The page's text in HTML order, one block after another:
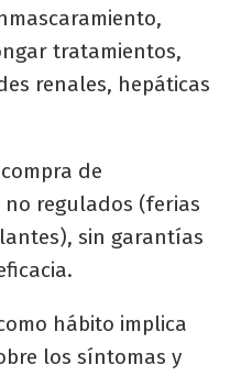
tratamientos,
renales, hepáticas
de
regulados (ferias
sin garantías
hábito implica
los síntomas y